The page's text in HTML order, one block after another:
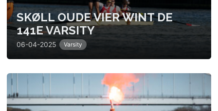
SKØLL OUDE VIER WINT DE
141E VARSITY
06-04-2025 Varsity